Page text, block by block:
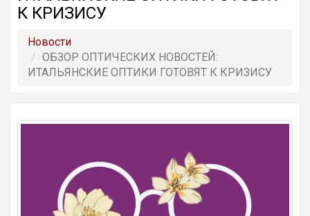
К КРИЗИСУ
Новости
ОБЗОР ОПТИЧЕСКИХ НОВОСТЕЙ:
ИТАЛЬЯНСКИЕ ОПТИКИ ГОТОВЯТ К КРИЗИСУ